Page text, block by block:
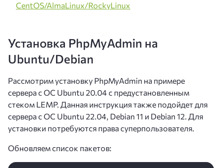
CentOS/AlmaLinux/RockyLinux
Установка PhpMyAdmin на
Ubuntu/Debian
Рассмотрим установку PhpMyAdmin на примере
сервера с ОС Ubuntu 20.04 с предустановленным
стеком LEMP. Данная инструкция также подойдет для
сервера с ОС Ubuntu 22.04, Debian 11 и Debian 12. Для
установки потребуются права суперпользователя.
Обновляем список пакетов: